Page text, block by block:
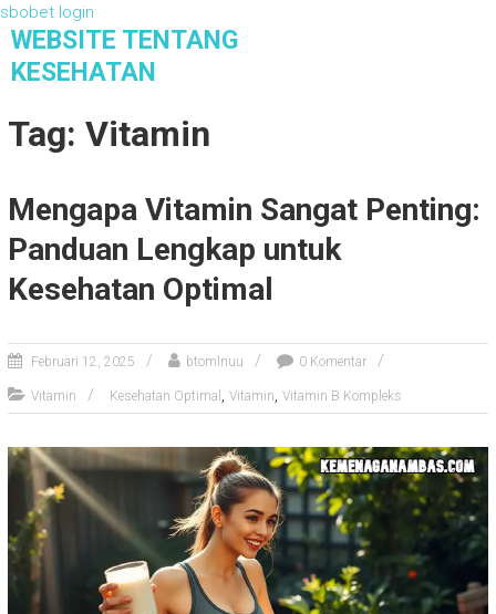
sbobet login
WEBSITE TENTANG
KESEHATAN
Tag: Vitamin
Mengapa Vitamin Sangat Penting:
Panduan Lengkap untuk
Kesehatan Optimal
Februari 12, 2025 btomlnuu 0 Komentar
Vitamin Kesehatan Optimal , Vitamin, Vitamin B Kompleks